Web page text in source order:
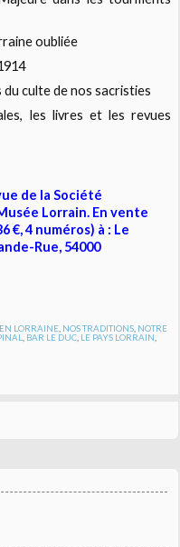
oubliée
culte de nos sacristies
les livres et les revues
de la Société
Lorrain. En vente
€, 4 numéros) à : Le
Rue, 54000
LORRAINE, NOS TRADITIONS, NOTRE
BAR LE DUC LE PAYS LORRAIN